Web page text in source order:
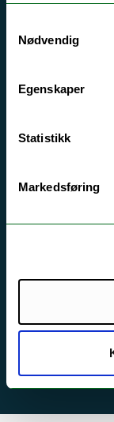
Nødvendig
Egenskaper
Statistikk
Markedsføring
Personvern
Sikkerhet,
For media
English